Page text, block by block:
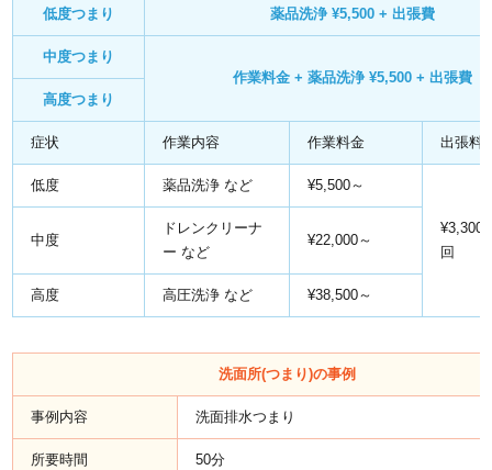
低度つまり 薬品洗浄 ¥5,500 + 出張費
中度つまり
作業料金 + 薬品洗浄 ¥5,500 + 出張費
高度つまり
症状 作業内容 作業料金 出張料
低度 薬品洗浄 など ¥5,500～
¥3,300
回
中度
ドレンクリーナ
ー など
¥22,000～
高度 高圧洗浄 など ¥38,500～
洗面所(つまり)の事例
事例内容 洗面排水つまり
所要時間 50分